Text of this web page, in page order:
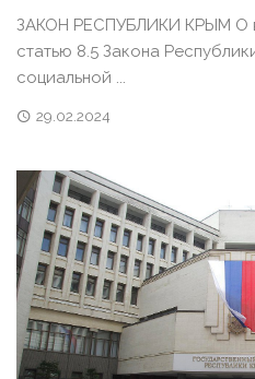
ЗАКОН РЕСПУБЛИКИ КРЫМ О
статью 8.5 Закона
социальной ...
29.02.2024